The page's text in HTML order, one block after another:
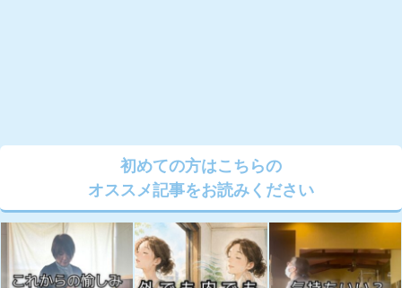
初めての方はこちらの
オススメ記事をお読みください